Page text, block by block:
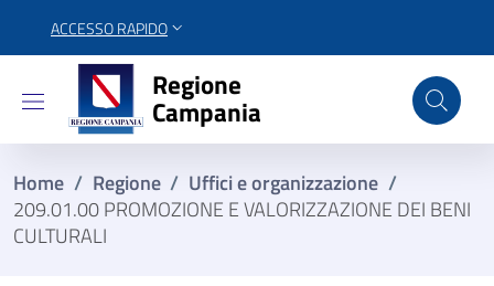
ACCESSO RAPIDO
Regione Campania
Regione
Campania
Home / Regione / Uffici e organizzazione /
209.01.00 PROMOZIONE E VALORIZZAZIONE DEI BENI
CULTURALI